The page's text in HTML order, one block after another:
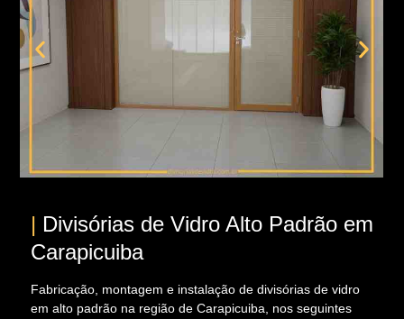
| Divisórias de Vidro Alto Padrão em
Carapicuiba
Fabricação, montagem e instalação de divisórias de vidro
em alto padrão na região de Carapicuiba, nos seguintes